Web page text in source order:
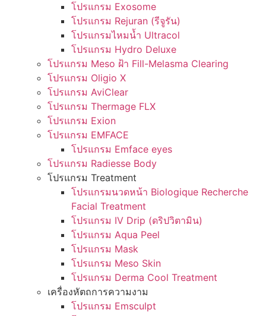
โปรแกรม Exosome
โปรแกรม Rejuran (รีจูรัน)
โปรแกรมไหมน้ำ Ultracol
โปรแกรม Hydro Deluxe
โปรแกรม Meso ฝ้า Fill-Melasma Clearing
โปรแกรม Oligio X
โปรแกรม AviClear
โปรแกรม Thermage FLX
โปรแกรม Exion
โปรแกรม EMFACE
โปรแกรม Emface eyes
โปรแกรม Radiesse Body
โปรแกรม Treatment
โปรแกรมนวดหน้า Biologique Recherche
Facial Treatment
โปรแกรม IV Drip (ดริปวิตามิน)
โปรแกรม Aqua Peel
โปรแกรม Mask
โปรแกรม Meso Skin
โปรแกรม Derma Cool Treatment
เครื่องหัตถการความงาม
โปรแกรม Emsculpt